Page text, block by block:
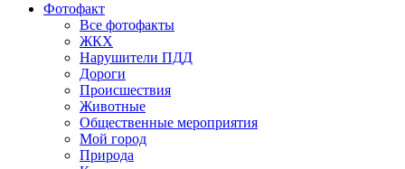
Фотофакт
Все фотофакты
ЖКХ
Нарушители ПДД
Дороги
Происшествия
Животные
Общественные мероприятия
Мой город
Природа